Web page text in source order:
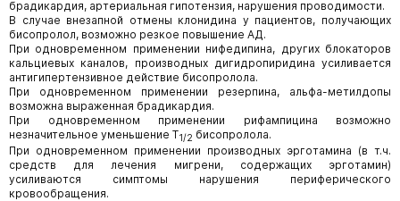
брадикардия, артериальная гипотензия, нарушения проводимости.
В случае внезапной отмены клонидина у пациентов, получающих
бисопролол, возможно резкое повышение АД.
При одновременном применении нифедипина, других блокаторов
кальциевых каналов, производных дигидропиридина усиливается
антигипертензивное действие бисопролола.
При одновременном применении резерпина, альфа-метилдопы
возможна выраженная брадикардия.
При одновременном применении рифампицина возможно
незначительное уменьшение T1/2 бисопролола.
При одновременном применении производных эрготамина (в т.ч.
средств для лечения мигрени, содержащих эрготамин)
усиливаются симптомы нарушения периферического
кровообращения.